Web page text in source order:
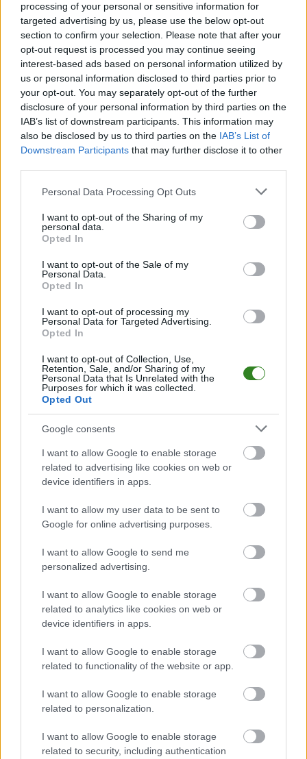
processing of your personal or sensitive information for
targeted advertising by us, please use the below opt-out
section to confirm your selection. Please note that after your
opt-out request is processed you may continue seeing
interest-based ads based on personal information utilized by
us or personal information disclosed to third parties prior to
your opt-out. You may separately opt-out of the further
disclosure of your personal information by third parties on the
IAB’s list of downstream participants. This information may
also be disclosed by us to third parties on the IAB’s List of
Downstream Participants that may further disclose it to other
Please note that this website/app uses one or more Google
not limited to your visit or usage behaviour. You may click to
grant or deny consent to Google and its third-party tags to
use your data for below specified purposes in below Google
consent section.
Personal Data Processing Opt Outs
I want to opt-out of the Sharing of my
personal data.
Opted In
I want to opt-out of the Sale of my
Personal Data.
Opted In
I want to opt-out of processing my
Personal Data for Targeted Advertising.
Opted In
I want to opt-out of Collection, Use,
Retention, Sale, and/or Sharing of my
Personal Data that Is Unrelated with the
Purposes for which it was collected.
Opted Out
Google consents
I want to allow Google to enable storage
related to advertising like cookies on web or
device identifiers in apps.
I want to allow my user data to be sent to
Google for online advertising purposes.
I want to allow Google to send me
personalized advertising.
I want to allow Google to enable storage
related to analytics like cookies on web or
device identifiers in apps.
I want to allow Google to enable storage
related to functionality of the website or app.
I want to allow Google to enable storage
related to personalization.
I want to allow Google to enable storage
related to security, including authentication
Bruk-Bet Termalica Nieciecza potwierdziła kolejne zmiany w
kadrze przed sezonem 2026/2027. Z klubem żegnają się
Bartosz Kopacz, Arkadiusz Kasperkiewicz oraz Igor Strzałek.
Umowy całej trójki wygasły 30 czerwca i nie zostały
przedłużone. Bartosz Kopacz kończy drugi pobyt w Niecieczy
Bar...
Czytaj więcej
Puszcza wzmacnia
atak! Były
napastnik Bruk-
Bet Termaliki
podpisał dwuletnią
umowę
2026-06-28 17:09
Andrzej Trubeha został nowym zawodnikiem Puszczy
&bdquo;Żubrami&rdquo; dwuletnim kontraktem. Do nowego
klubu trafił jako wolny zawodnik po wygaśnięciu umowy z Bruk-
Bet Termaliką Nieciecza. Andrzej Trubeha zamienia Niecieczę
na Niepołomice W...
Czytaj więcej
porażka Wisły
Kraków w
sparingu
2026-06-27 12:23
Wisła Kraków rozpoczęła przygotowania do nowego sezonu od
sparingu z Bruk-Bet Termalicą Nieciecza. Spotkanie rozegrane w
Woli Chorzelowskiej dostarczyło sporo emocji, a kibice obejrzeli
aż siedem bramek. Ostatecznie &bdquo;Słonie&rdquo;
zwycężyły 4:3. &nbsp; W zespole prowadzonym przez ...
Wszystkie powiązane newsy
Asseco Resovia| Developres Rzeszów |ITA TOOLS Stal Mielec
Cellfast Wilki Krosno| Texom Stal Rzeszów|Stal Mielec